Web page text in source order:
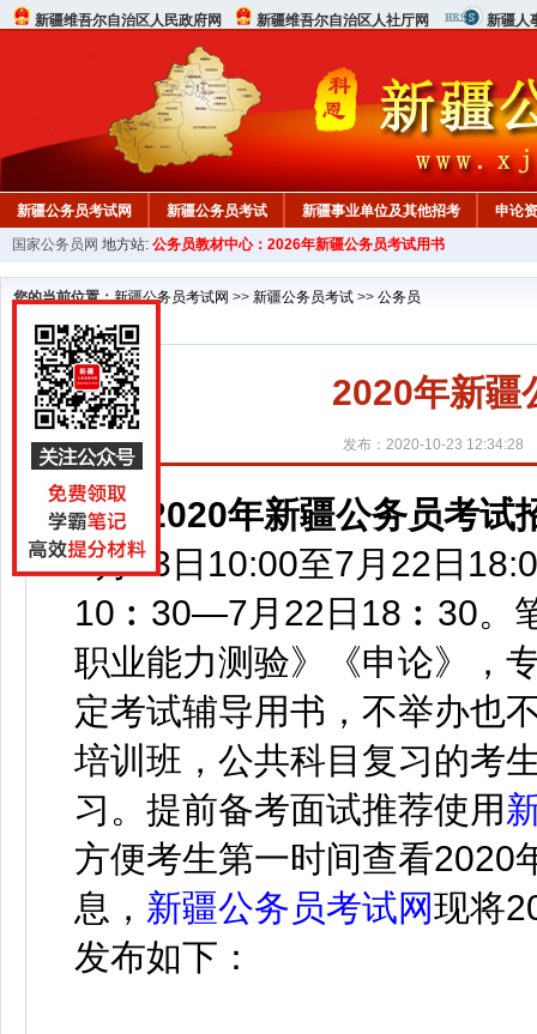
新疆维吾尔自治区人民政府网 新疆维吾尔自治区人社厅网 新疆人
新疆公务员考试网 新疆公务员考试 新疆事业单位及其他招考
申论
国家公务员网 地方站: 公务员教材中心：2026年新疆公务员考试用书
您的当前位置：新疆公务员考试网 >> 新疆公务员考试 >> 公务员
2020年新疆
发布：2020-10-23 12:34:28
2020年新疆公务员考试
7月13日10:00至7月22日
10︰30—7月22日18︰30。
职业能力测验》《申论》，
定考试辅导用书，不举办也
培训班，公共科目 复习的考
习。提前备考面试推荐使用
方便考生第一时间查看2020
息， 新疆公务员考试网现将
发布如下：